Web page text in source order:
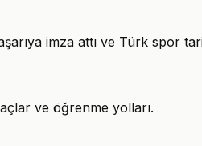
imza attı ve Türk spor
ve öğrenme yolları.